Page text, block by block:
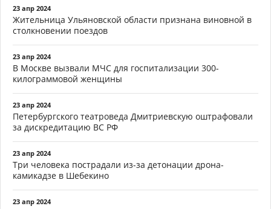
23 апр 2024
Жительница Ульяновской области признана виновной в
столкновении поездов
23 апр 2024
В Москве вызвали МЧС для госпитализации 300-
килограммовой женщины
23 апр 2024
Петербургского театроведа Дмитриевскую оштрафовали
за дискредитацию ВС РФ
23 апр 2024
Три человека пострадали из-за детонации дрона-
камикадзе в Шебекино
23 апр 2024